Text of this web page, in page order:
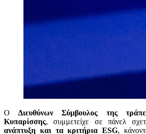
ΟΔιευθύνων Σύμβουλος της
Κυπαρίσσης, συμμετείχε σε πάνελ
ανάπτυξη και τα κριτήριαESG,